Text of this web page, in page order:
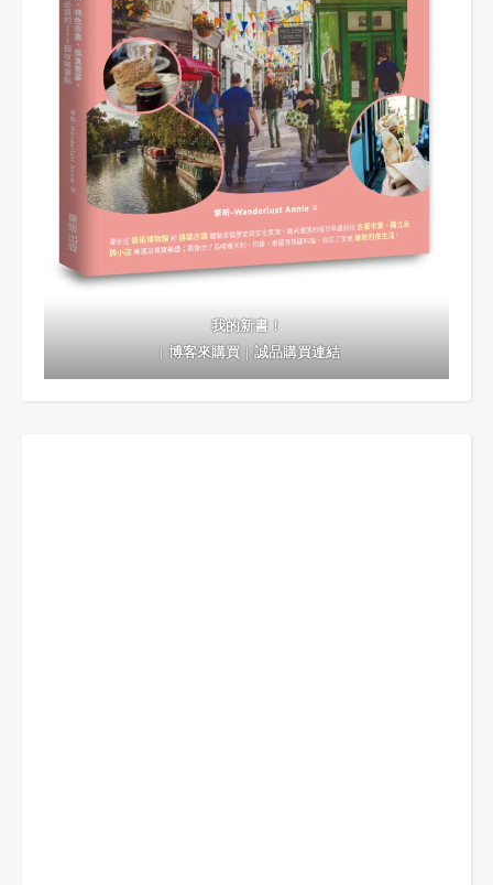
我的新書！
｜博客來購買｜誠品購買連結